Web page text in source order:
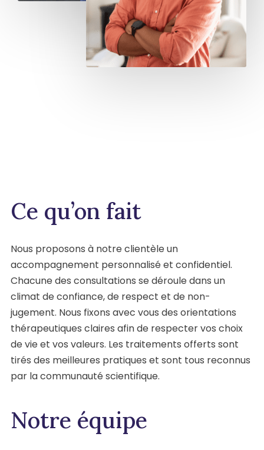
Ce qu’on fait
Nous proposons à notre clientèle un
accompagnement personnalisé et confidentiel.
Chacune des consultations se déroule dans un
climat de confiance, de respect et de non-
jugement. Nous fixons avec vous des orientations
thérapeutiques claires afin de respecter vos choix
de vie et vos valeurs. Les traitements offerts sont
tirés des meilleures pratiques et sont tous reconnus
par la communauté scientifique.
Notre équipe